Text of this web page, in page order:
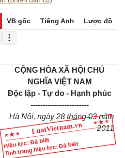
VB gốc Tiếng Anh Lược đồ
Hiệu lực: Đã biết
Tình trạng hiệu lực: Đã biết
CỘNG HÒA XÃ HỘI CHỦ
NGHĨA VIỆT NAM
Độc lập - Tự do - Hạnh phúc
------------------------
Hà Nội, ngày 28 tháng 03 năm
2011